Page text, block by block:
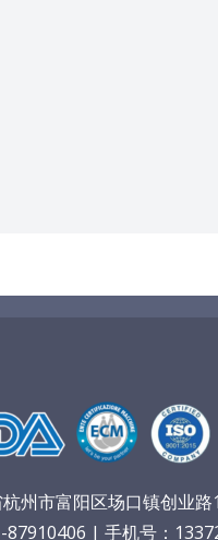
州市富阳区场口镇创业
87910406 | 手机号：